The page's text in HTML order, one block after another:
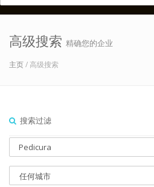
高级搜索 精确您的企业
主页/ 高级搜索
搜索过滤